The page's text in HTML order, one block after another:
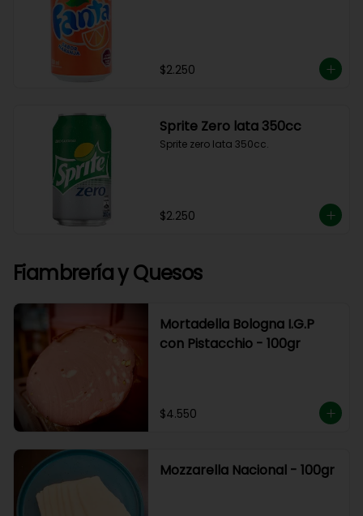
$2.250
Sprite Zero lata 350cc
Sprite zero lata 350cc.
$2.250
Fiambrería y Quesos
Mortadella Bologna I.G.P
con Pistacchio - 100gr
$4.550
Mozzarella Nacional - 100gr